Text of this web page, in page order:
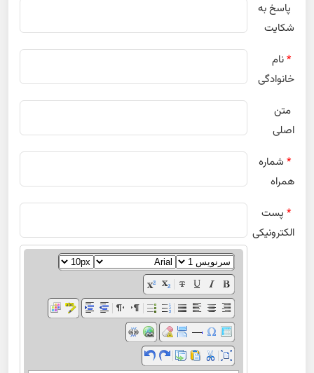
پاسخ به
شکایت
*نام
خانوادگی
متن
اصلی
* شماره
همراه
* پست
الکترونیکی